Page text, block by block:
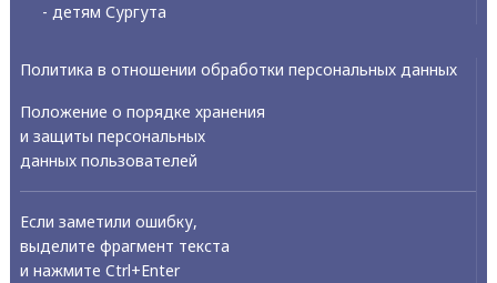
- детям Сургута
Политика в отношении обработки персональных данных
Положение о порядке хранения
и защиты персональных
данных пользователей
Если заметили ошибку,
выделите фрагмент текста
и нажмите Ctrl+Enter